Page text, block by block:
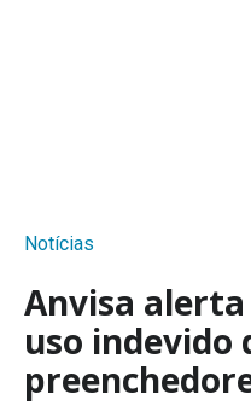
Notícias
Anvisa
uso indevido